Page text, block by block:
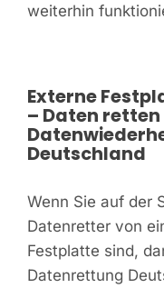
weiterhin
Externe
– Daten retten
Deutschland
Wenn Sie auf der
Datenretter von
Festplatte sind,
Datenrettung